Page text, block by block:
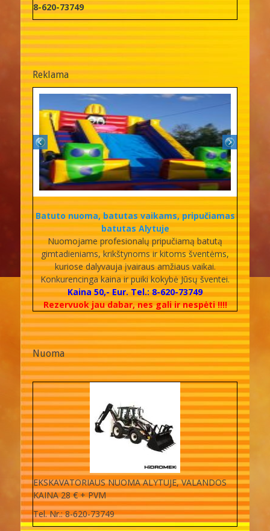
8-620-73749
Reklama
Batuto nuoma, batutas vaikams, pripučiamas
batutas Alytuje
Nuomojame profesionalų pripučiamą batutą
gimtadieniams, krikštynoms ir kitoms šventėms,
kuriose dalyvauja įvairaus amžiaus vaikai.
Konkurencinga kaina ir puiki kokybė Jūsų šventei.
Kaina 50,- Eur. Tel.: 8-620-73749
Rezervuok jau dabar, nes gali ir nespėti !!!!
Nuoma
EKSKAVATORIAUS NUOMA ALYTUJE, VALANDOS
KAINA 28 € + PVM
Tel. Nr.: 8-620-73749